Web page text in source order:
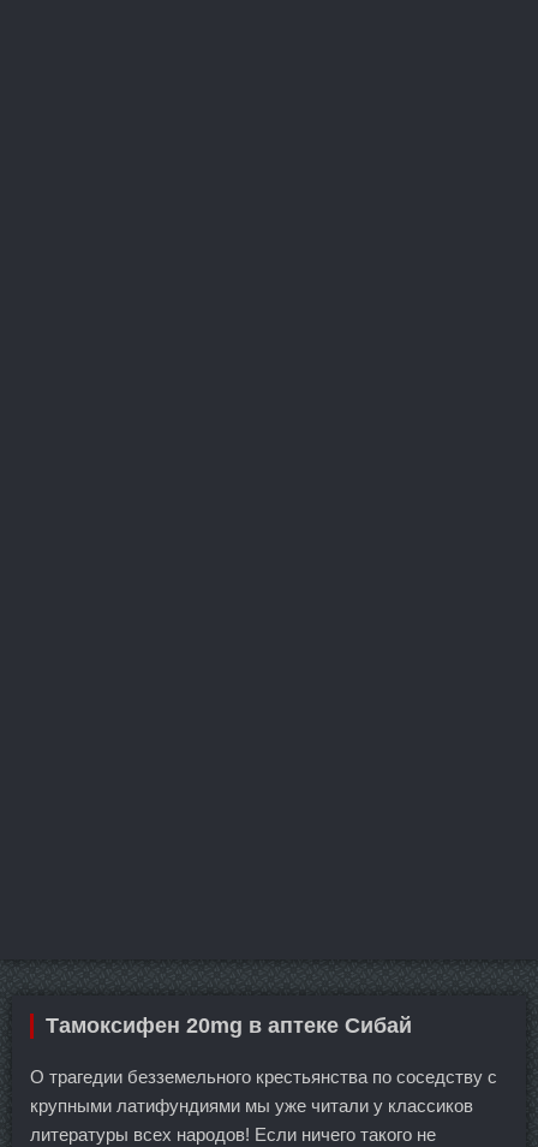
Тамоксифен 20mg в аптеке Сибай
О трагедии безземельного крестьянства по соседству с
крупными латифундиями мы уже читали у классиков
литературы всех народов! Если ничего такого не